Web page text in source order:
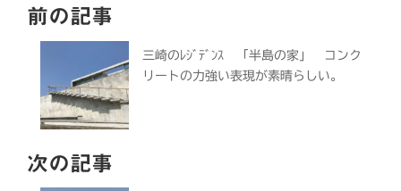
前の記事
三崎のﾚｼﾞﾃﾞﾝｽ 「半島の家」 コンク
リートの力強い表現が素晴らしい。
次の記事